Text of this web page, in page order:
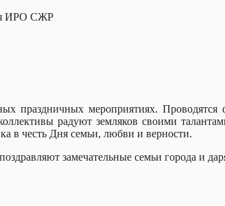
ИРО СЖР
мероприятиях. Проводятся
радуют земляков своими
в честь Дня семьи, любви и верности.
поздравляют замечательные семьи города и